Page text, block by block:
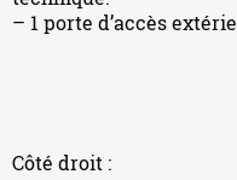
– 1 porte d’accès
Côté droit :